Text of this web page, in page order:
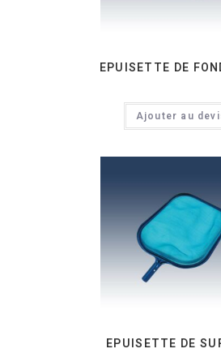
EPUISETTE DE
Ajouter au
EPUISETTE DE